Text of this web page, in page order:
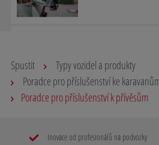
Nájezdová zařízení
Spustit
Typy vozidel a produkty
Poradce pro příslušenství ke
Poradce pro příslušenství k přívěsům
Inovace od profesionálů na podvozky